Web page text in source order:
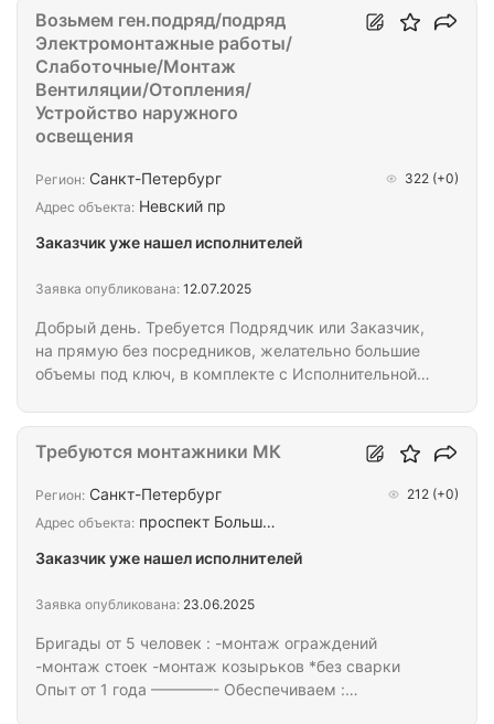
Добрый день. Требуется Подрядчик или Заказчик,
на прямую без посредников, желательно большие
объемы под ключ, в комплекте с Исполнительной
опыт выполненных работ, пишите в Whatsapp
Карточку и опыт выполненных работ по запросу,
рассматриваем только готовые предложения с
расценками, на просчет не берем.
Возьмем ген.подряд/подряд
Электромонтажные работы/
Слаботочные/Монтаж
Вентиляции/Отопления/
Устройство наружного
освещения
Регион: Санкт-Петербург 322 (+0)
Адрес объекта: Невский пр
Заказчик уже нашел исполнителей
Заявка опубликована: 12.07.2025
Бригады от 5 человек : -монтаж ограждений
-монтаж стоек -монтаж козырьков *без сварки
Опыт от 1 года ————- Обеспечиваем :
Требуются монтажники МК
Регион: Санкт-Петербург 212 (+0)
Адрес объекта: проспект Больш…
Заказчик уже нашел исполнителей
Заявка опубликована: 23.06.2025